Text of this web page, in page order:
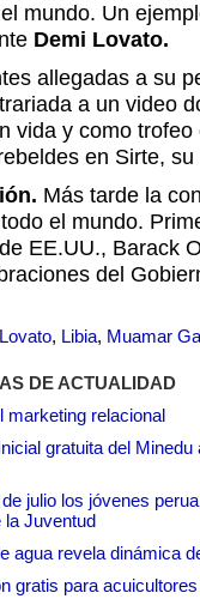
mundo. Un
Demi Lovato.
allegadas a su
a un video
vida y como
en Sirte,
Más tarde la
el mundo.
EE.UU., Barack
del
, Libia, Muamar
DE ACTUALIDAD
marketing relacional
gratuita del
julio los jóvenes
la Juventud
agua revela dinámica
gratis para